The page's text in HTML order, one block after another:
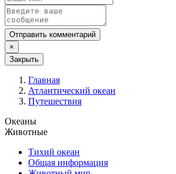
Отправить комментарий
×
Закрыть
Главная
Атлантический океан
Путешествия
Океаны
Животные
Тихий океан
Общая информация